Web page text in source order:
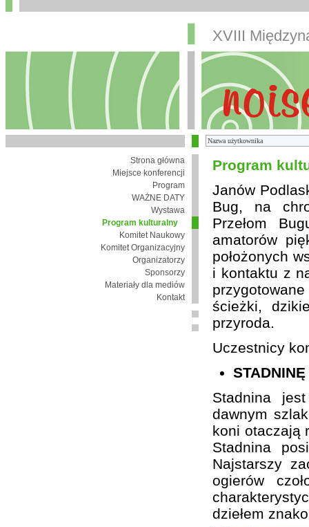
XVIII
Strona główna
Miejsce konferencji
Program
WAŻNE DATY
Wystawa
Program kulturalny
Komitet Naukowy
Komitet Organizacyjny
Organizatorzy
Sponsorzy
Materiały dla mediów
Kontakt
Program
Janów
Bug, na
Przełom
amatorów
położonych
i kontaktu z
ścieżki,
przyroda.
Uczestnicy
Stadnina
dawnym
koni otaczają
Stadnina
Najstarszy
ogierów
dziełem